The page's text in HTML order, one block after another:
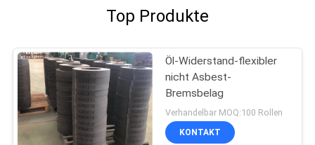
Top Produkte
Öl-Widerstand-flexibler
nicht Asbest-
Bremsbelag
Verhandelbar MOQ:100 Rollen
KONTAKT